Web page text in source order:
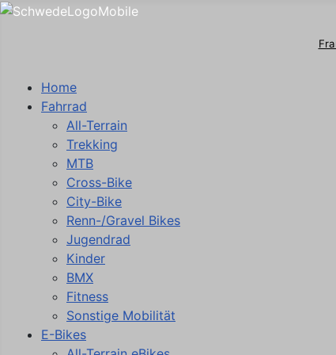
Home
Fahrrad
All-Terrain
Trekking
MTB
Cross-Bike
City-Bike
Renn-/Gravel Bikes
Jugendrad
Kinder
BMX
Fitness
Sonstige Mobilität
E-Bikes